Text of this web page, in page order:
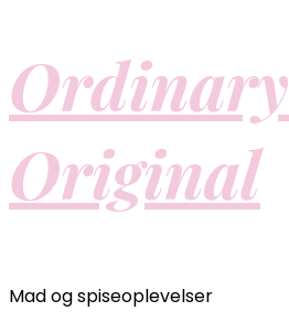
Ordinary
Original
Mad og spiseoplevelser